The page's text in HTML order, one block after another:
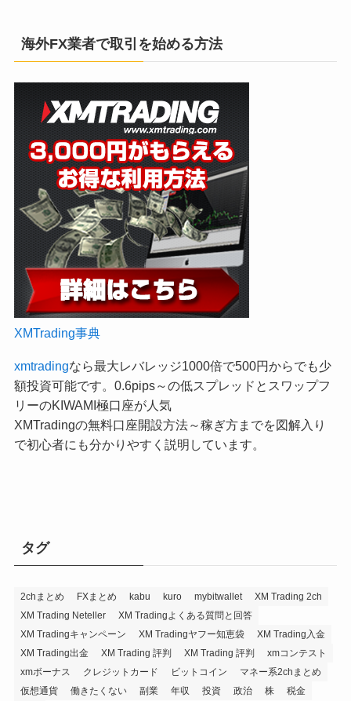
海外FX業者で取引を始める方法
XMTrading事典
xmtradingなら最大レバレッジ1000倍で500円からでも少
額投資可能です。0.6pips～の低スプレッドとスワップフ
リーのKIWAMI極口座が人気
XMTradingの無料口座開設方法～稼ぎ方までを図解入り
で初心者にも分かりやすく説明しています。
タグ
2chまとめ FXまとめ kabu kuro mybitwallet
XM Trading 2ch
XM Trading Neteller
XM Tradingよくある質問と回答
XM Tradingキャンペーン
XM Tradingヤフー知恵袋
XM Trading入金
XM Trading出金
XM Trading 評判 XM Trading 評判
xmコンテスト
xmボーナス
クレジットカード ビットコイン
マネー系2chまとめ
仮想通貨
働きたくない 副業 年収 投資 政治 株 税金